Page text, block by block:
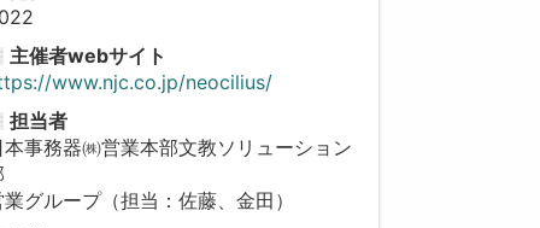
主催者webサイト
www.njc.co.jp/neocilius/
担当者
本事務器㈱営業本部文教ソリューション
業グループ（担当：佐藤、金田）